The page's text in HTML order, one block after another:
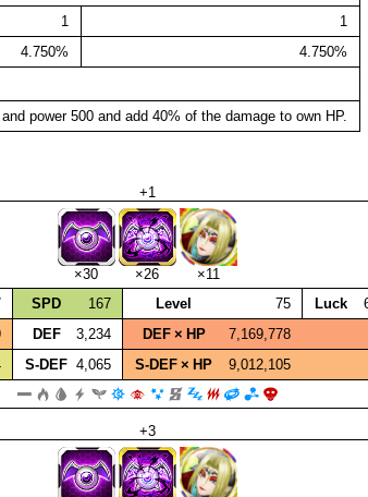
1
1
4.750%
4.750%
power 500 and add 40% of the damage to own HP.
+1
×30 ×26
×11
SPD 167 Level 75 Luck
DEF 3,234 DEF × HP
7,169,778
S‑DEF 4,065 S‑DEF × HP 9,012,105
+3